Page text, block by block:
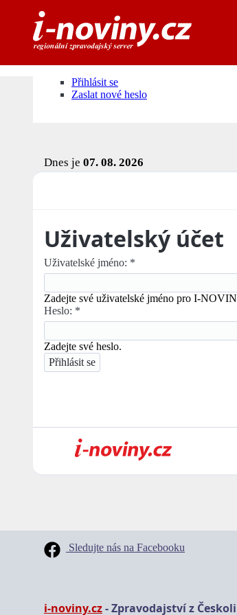
Přihlásit se
Zaslat nové heslo
Dnes je 07. 08. 2026
Uživatelský účet
Uživatelské jméno: *
Zadejte své uživatelské jméno pro I-
Heslo: *
Zadejte své heslo.
Sledujte nás na Facebooku
i-noviny.cz- Zpravodajství z